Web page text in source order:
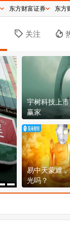
关注
江苏市值一
亿，药明康
宇树科技上
赢家
易中天蒙难
光吗？
东方财富证券 东方